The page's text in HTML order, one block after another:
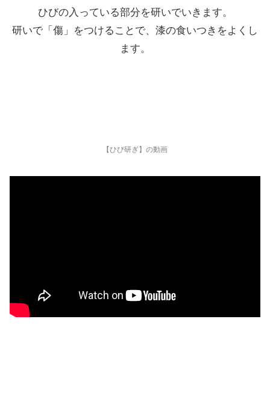
ひびの入っている部分を研いでいきます。
研いで「傷」をつけることで、漆の食いつきをよくし
ます。
【ひび研ぎ】の動画